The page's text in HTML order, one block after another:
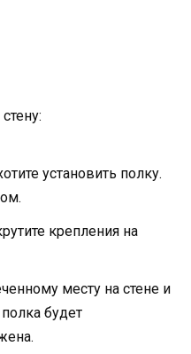
установить полку.
крепления на
месту на стене и
будет